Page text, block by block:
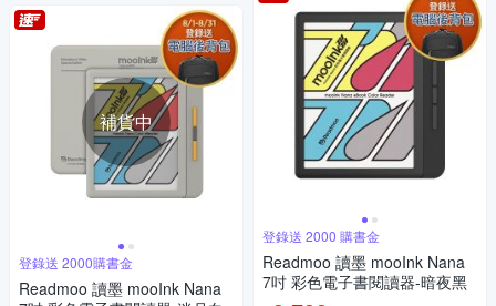
補貨中
登錄送 2000購書金
Readmoo 讀墨 mooInk Nana
登錄送 2000 購書金
Readmoo 讀墨 mooInk Nana
7吋 彩色電子書閱讀器-暗夜黑